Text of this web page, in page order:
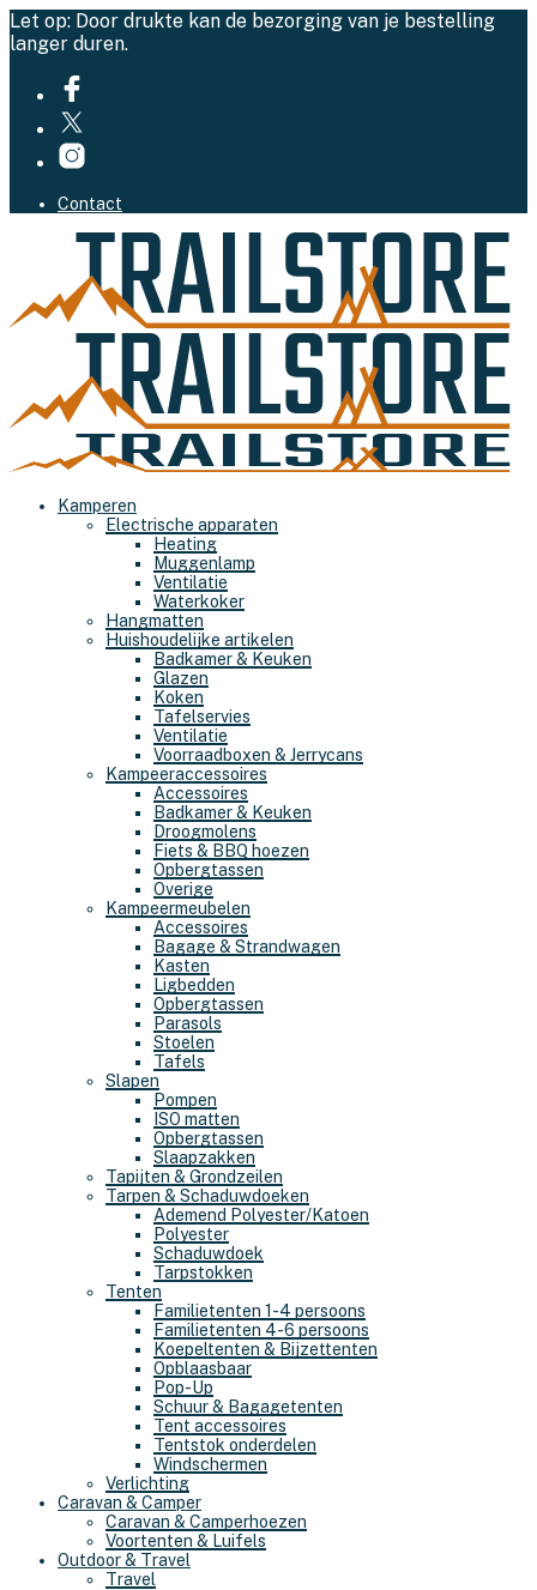
Let op: Door drukte kan de bezorging van je bestelling
langer duren.
Contact
Kamperen
Electrische apparaten
Heating
Muggenlamp
Ventilatie
Waterkoker
Hangmatten
Huishoudelijke artikelen
Badkamer & Keuken
Glazen
Koken
Tafelservies
Ventilatie
Voorraadboxen & Jerrycans
Kampeeraccessoires
Accessoires
Badkamer & Keuken
Droogmolens
Fiets & BBQ hoezen
Opbergtassen
Overige
Kampeermeubelen
Accessoires
Bagage & Strandwagen
Kasten
Ligbedden
Opbergtassen
Parasols
Stoelen
Tafels
Slapen
Pompen
ISO matten
Opbergtassen
Slaapzakken
Tapijten & Grondzeilen
Tarpen & Schaduwdoeken
Ademend Polyester/Katoen
Polyester
Schaduwdoek
Tarpstokken
Tenten
Familietenten 1-4 persoons
Familietenten 4-6 persoons
Koepeltenten & Bijzettenten
Opblaasbaar
Pop-Up
Schuur & Bagagetenten
Tent accessoires
Tentstok onderdelen
Windschermen
Verlichting
Caravan & Camper
Caravan & Camperhoezen
Voortenten & Luifels
Outdoor & Travel
Travel